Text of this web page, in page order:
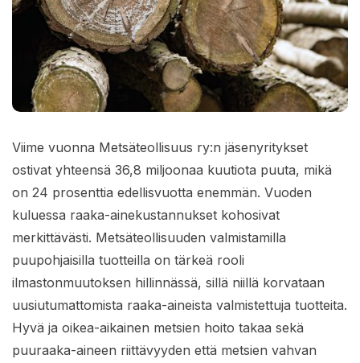
Viime vuonna Metsäteollisuus ry:n jäsenyritykset
ostivat yhteensä 36,8 miljoonaa kuutiota puuta, mikä
on 24 prosenttia edellisvuotta enemmän. Vuoden
kuluessa raaka-ainekustannukset kohosivat
merkittävästi. Metsäteollisuuden valmistamilla
puupohjaisilla tuotteilla on tärkeä rooli
ilmastonmuutoksen hillinnässä, sillä niillä korvataan
uusiutumattomista raaka-aineista valmistettuja tuotteita.
Hyvä ja oikea-aikainen metsien hoito takaa sekä
puuraaka-aineen riittävyyden että metsien vahvan